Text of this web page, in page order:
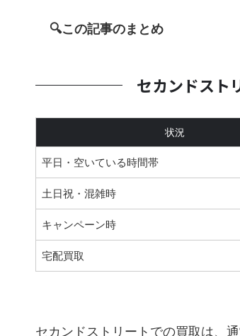
🔍この記事のまとめ
セカンドスト
状況
平日・空いている時間帯
土日祝・混雑時
キャンペーン時
宅配買取
セカンドストリートでの買取は、